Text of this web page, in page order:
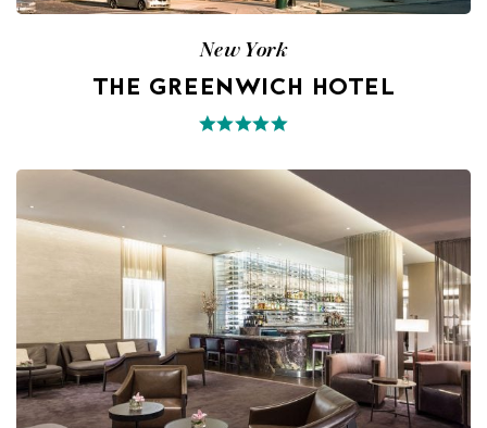
New York
THE GREENWICH HOTEL